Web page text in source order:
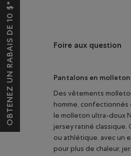
Foire aux question
Pantalons en molleton
Des vêtements
homme,
le molleton ultra-doux
jersey ratiné classique.
ou athlétique, avec un
pour plus de chaleur,
OBTENEZ UN RABAIS DE 10 $*